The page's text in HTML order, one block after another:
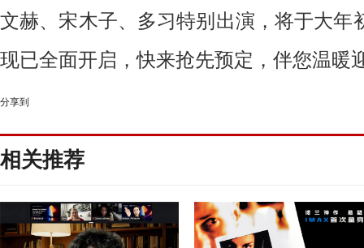
文赫、宋木子、多习特别出演 ，将于大年
现已全面开启，快来抢先预定，伴您温暖
分享到
相关推荐